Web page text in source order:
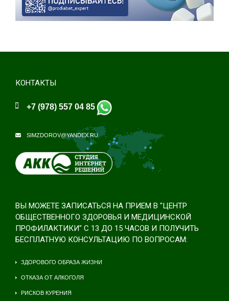
КОНТАКТЫ
+7 (978) 557 04 85
SIMZDOROV@YANDEX.RU
ВЫ МОЖЕТЕ ЗАПИСАТЬСЯ НА ПРИЕМ В "ЦЕНТР
ОБЩЕСТВЕННОГО ЗДОРОВЬЯ И МЕДИЦИНСКОЙ
ПРОФИЛАКТИКИ" С 13 ДО 15 ЧАСОВ И ПОЛУЧИТЬ
БЕСПЛАТНУЮ КОНСУЛЬТАЦИЮ ПО ВОПРОСАМ:
ЗДОРОВОГО ОБРАЗА ЖИЗНИ
ОТКАЗА ОТ АЛКОГОЛЯ
РИСКОВ КУРЕНИЯ